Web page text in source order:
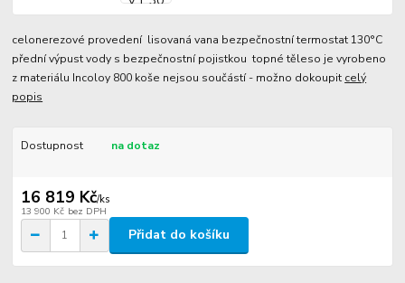
celonerezové provedení lisovaná vana bezpečnostní termostat 130°C
přední výpust vody s bezpečnostní pojistkou topné těleso je vyrobeno
z materiálu Incoloy 800 koše nejsou součástí - možno dokoupit celý
popis
Dostupnost na dotaz
16 819 Kč/ks
13 900 Kč bez DPH
Přidat do košíku